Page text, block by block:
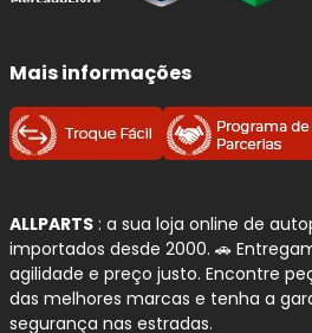
Mais informações
ALLPARTS : a sua loja online de
importados desde 2000. 🚗
agilidade e preço justo. Encontre
das melhores marcas e tenha a
segurança nas estradas.